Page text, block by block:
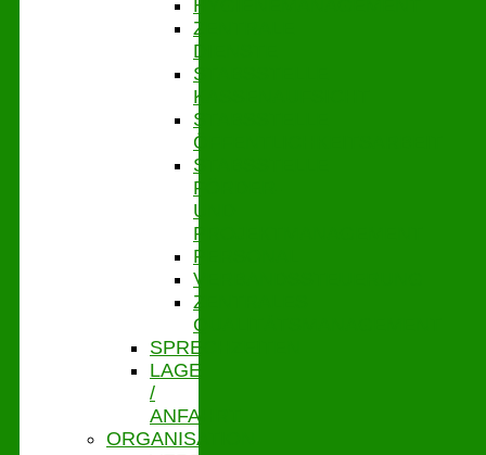
HYGIENEMANAGEMENT
ZENTRALE
DIENSTE
STABSSTELLE
KASSENAUFSICHT
STABSSTELLE
ÖFFENTLICHKEITSARBEIT
STABSSTELLE
FÖRDER-
UND
PROJEKTMANAGEMENT
PERSONAL
VERBANDSSTEUERUNG
ZENTRALES
QUALITÄTSMANAGEMENT
SPRECHZEITEN
LAGE
/
ANFAHRT
ORGANISATION